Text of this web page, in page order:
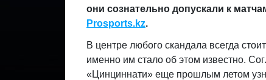
они сознательно допускали к
Prosports.kz.
В центре любого скандала всегда
именно им стало об этом известно.
«Цинциннати» еще прошлым летом